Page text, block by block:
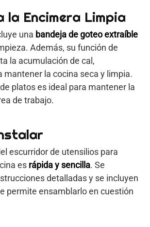
la Encimera Limpia
una bandeja de goteo extraíble
Además, su función de
la acumulación de cal,
mantener la cocina seca y limpia.
platos es ideal para mantener la
de trabajo.
escurridor de utensilios para
es rápida y sencilla. Se
detalladas y se incluyen
permite ensamblarlo en cuestión